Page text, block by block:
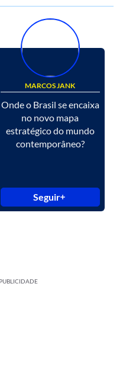
MARCOS JANK
Onde o Brasil se encaixa
no novo mapa
estratégico do mundo
contemporâneo?
Seguir